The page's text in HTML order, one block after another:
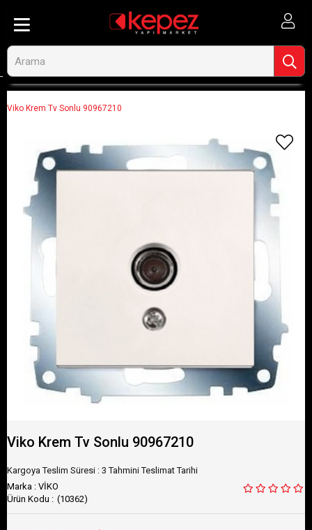
Viko Krem Tv Sonlu 90967210
Viko Krem Tv Sonlu 90967210
Kargoya Teslim Süresi : 3 Tahmini Teslimat Tarihi
Marka : VİKO
(10362)